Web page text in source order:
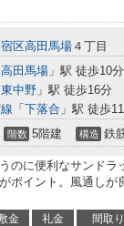
区高田馬場 ４丁目
高田馬場 」駅 徒歩10分
東中野 」駅 徒歩16分
「 下落合 」駅 徒歩
階数 5階建 構造 鉄
のに便利なサンド
ポイント。風通しが
金 礼金 間取り